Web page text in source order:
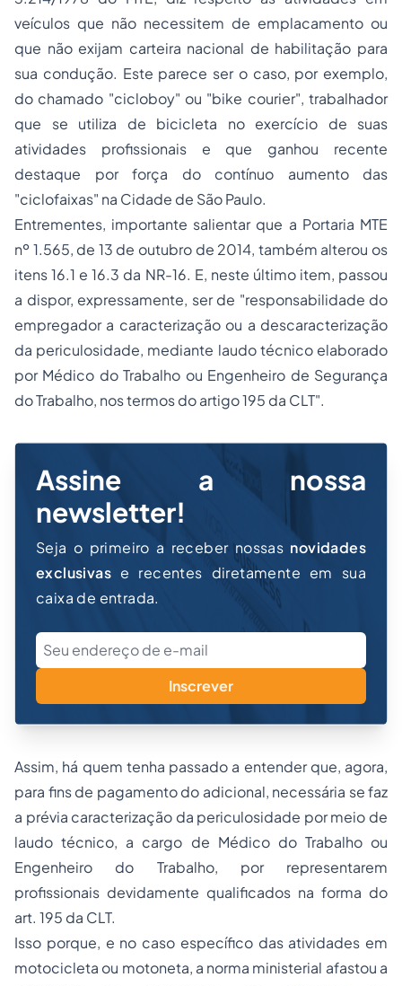
veículos que não necessitem de emplacamento ou
que não exijam carteira nacional de habilitação para
sua condução. Este parece ser o caso, por exemplo,
do chamado "cicloboy" ou "bike courier", trabalhador
que se utiliza de bicicleta no exercício de suas
atividades profissionais e que ganhou recente
destaque por força do contínuo aumento das
"ciclofaixas" na Cidade de São Paulo.
Entrementes, importante salientar que a Portaria MTE
nº 1.565, de 13 de outubro de 2014, também alterou os
itens 16.1 e 16.3 da NR-16. E, neste último item, passou
a dispor, expressamente, ser de "responsabilidade do
empregador a caracterização ou a descaracterização
da periculosidade, mediante laudo técnico elaborado
por Médico do Trabalho ou Engenheiro de Segurança
do Trabalho, nos termos do artigo 195 da CLT".
Assine a nossa
newsletter!
Seja o primeiro a receber nossas novidades
exclusivas e recentes diretamente em sua
caixa de entrada.
Inscrever
Assim, há quem tenha passado a entender que, agora,
para fins de pagamento do adicional, necessária se faz
a prévia caracterização da periculosidade por meio de
laudo técnico, a cargo de Médico do Trabalho ou
Engenheiro do Trabalho, por representarem
profissionais devidamente qualificados na forma do
art. 195 da CLT.
Isso porque, e no caso específico das atividades em
motocicleta ou motoneta, a norma ministerial afastou a